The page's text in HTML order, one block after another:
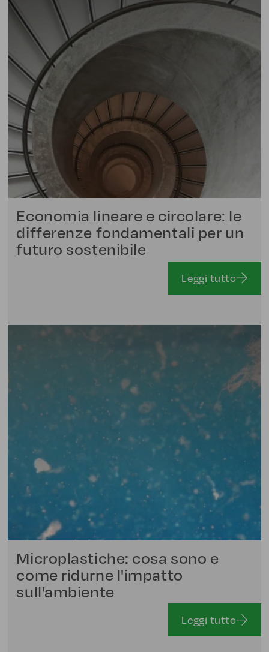
Economia lineare e circolare: le
differenze fondamentali per un
futuro sostenibile
Leggi tutto
Microplastiche: cosa sono e
come ridurne l'impatto
sull'ambiente
Leggi tutto